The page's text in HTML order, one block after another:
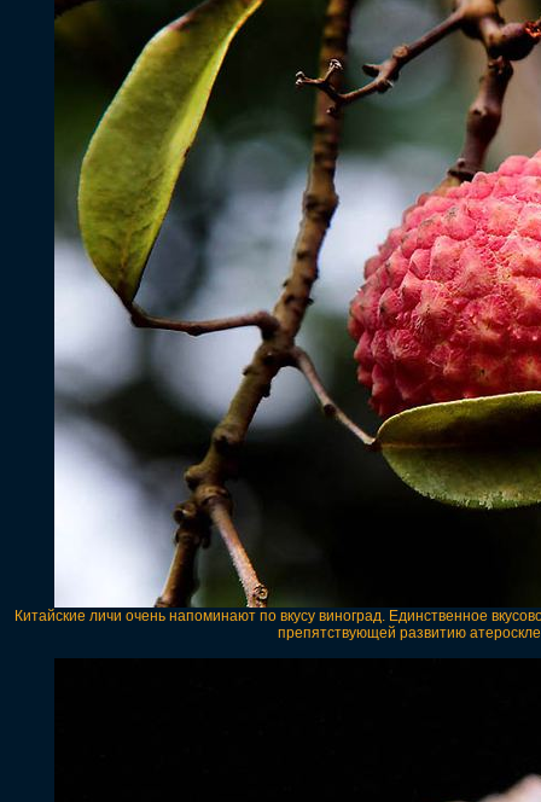
Китайские личи очень напоминают по вкусу виноград. Единственное
препятствующей развитию